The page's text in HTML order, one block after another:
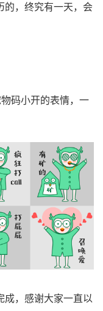
的，终究有一天，会
码小开的表情，一
成，感谢大家一直以